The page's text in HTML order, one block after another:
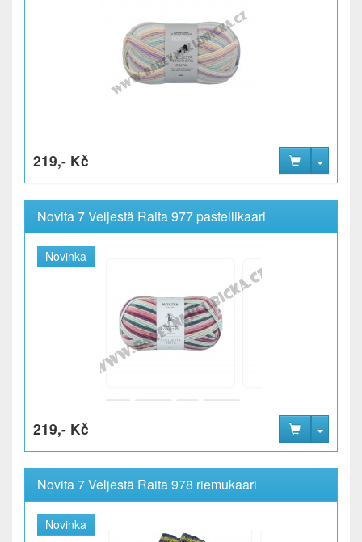
219,- Kč
Novita 7 Veljestä Raita 977 pastellikaari
Novinka
219,- Kč
Novita 7 Veljestä Raita 978 riemukaari
Novinka